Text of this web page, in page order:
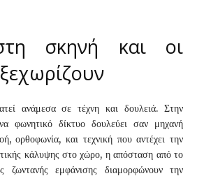
σκηνή και οι
ανάμεσα σε τέχνη και δουλειά. Στην
φωνητικό δίκτυο δουλεύει σαν μηχανή
ορθοφωνία, και τεχνική που αντέχει την
κάλυψης στο χώρο, η απόσταση από το
ζωντανής εμφάνισης διαμορφώνουν την